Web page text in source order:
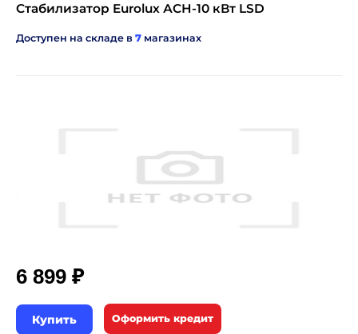
Стабилизатор Eurolux АСН-10 кВт LSD
Доступен на складе в 7 магазинах
6 899 ₽
Купить Оформить кредит